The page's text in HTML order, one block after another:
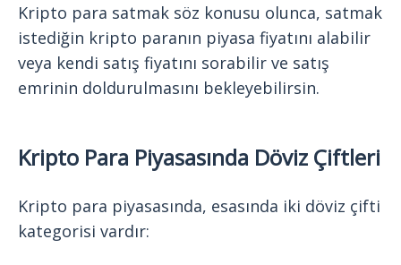
Kripto para satmak söz konusu olunca, satmak
istediğin kripto paranın piyasa fiyatını alabilir
veya kendi satış fiyatını sorabilir ve satış
emrinin doldurulmasını bekleyebilirsin.
Kripto Para Piyasasında Döviz Çiftleri
Kripto para piyasasında, esasında iki döviz çifti
kategorisi vardır: